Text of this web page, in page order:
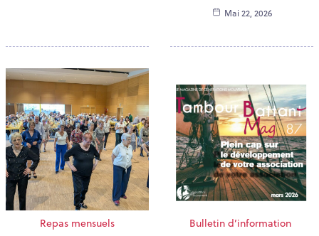
Mai 22, 2026
Repas mensuels
Bulletin d’information